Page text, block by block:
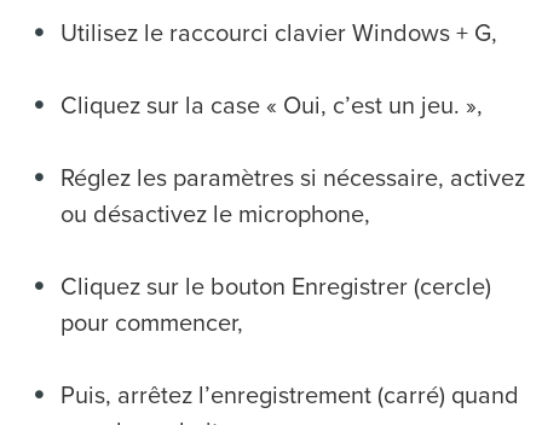
Utilisez le raccourci clavier Windows + G,
Cliquez sur la case « Oui, c’est un jeu. »,
Réglez les paramètres si nécessaire, activez
ou désactivez le microphone,
Cliquez sur le bouton Enregistrer (cercle)
pour commencer,
Puis, arrêtez l’enregistrement (carré) quand